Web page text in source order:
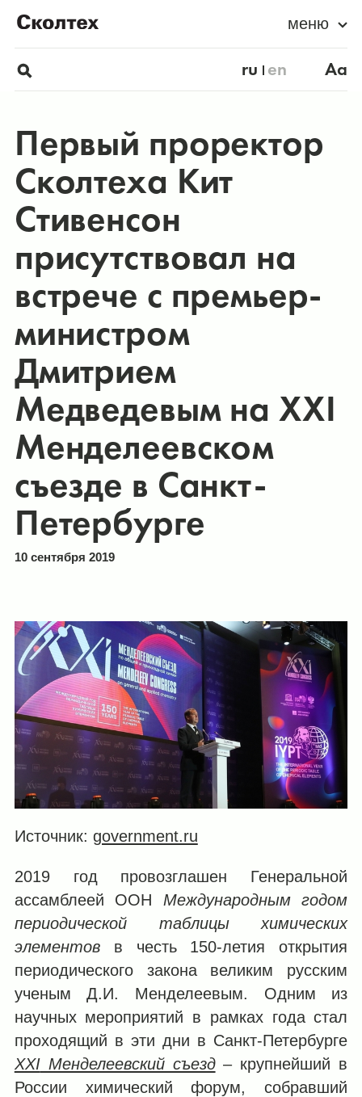
меню
ru en Aa
Первый проректор
Сколтеха Кит
Стивенсон
присутствовал на
встрече с премьер-
министром
Дмитрием
Медведевым на XXI
Менделеевском
съезде в Санкт-
Петербурге
10 сентября 2019
Источник: government.ru
2019 год провозглашен Генеральной
ассамблеей ООН Международным годом
периодической таблицы химических
элементовв честь 150-летия открытия
периодического закона великим русским
ученым Д.И. Менделеевым. Одним из
научных мероприятий в рамках года стал
проходящий в эти дни в Санкт-Петербурге
XXIМенделеевский съезд‒ крупнейший в
России химический форум, собравший